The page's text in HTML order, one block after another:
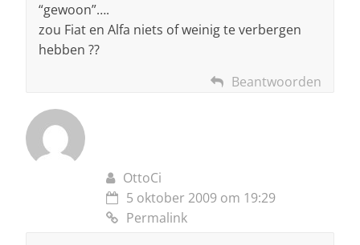
“gewoon”….
zou Fiat en Alfa niets of weinig te verbergen
hebben ??
Beantwoorden
OttoCi
5 oktober 2009 om 19:29
Permalink